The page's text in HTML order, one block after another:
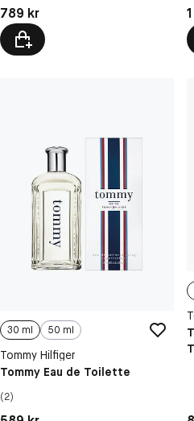
Pris: 789 kr
789 kr
30 ml 50 ml
Tommy Hilfiger
Tommy Eau de Toilette
(2)